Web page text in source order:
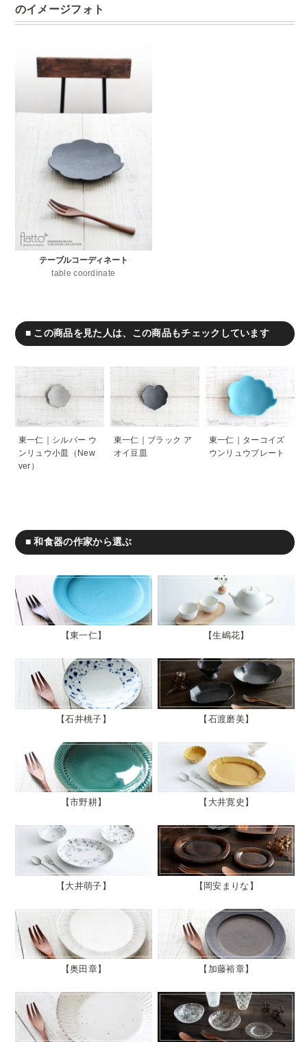
のイメージフォト
テーブルコーディネート
table coordinate
■ この商品を見た人は、この商品もチェックしています
東一仁｜シルバー ウ
ンリュウ小皿（New
ver）
東一仁｜ブラック ア
オイ豆皿
東一仁｜ターコイズ
ウンリュウプレート
■ 和食器の作家から選ぶ
東一仁 生嶋花
石井桃子 石渡磨美
市野耕 大井寛史
大井萌子 岡安まりな
奥田章 加藤裕章